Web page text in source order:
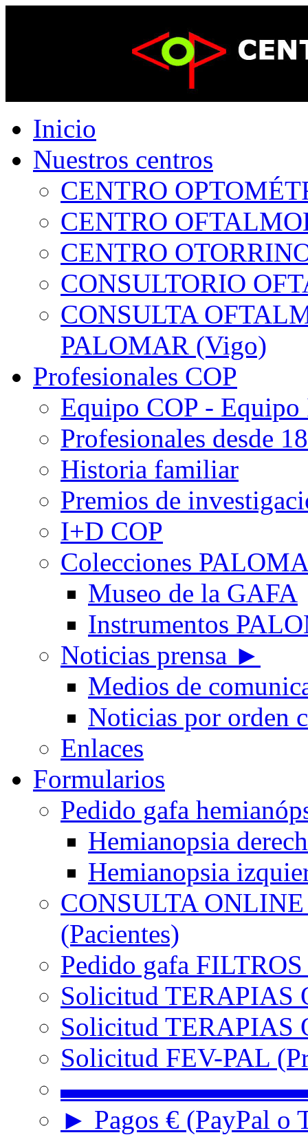
Inicio
Nuestros centros
CENTRO
CENTRO
CENTRO
CONSULTORIO
CONSULTA
PALOMAR (Vigo)
Profesionales COP
Equipo COP -
Profesionales desde
Historia familiar
Premios de
I+D COP
Colecciones
Museo de la GAFA
Instrumentos
Noticias prensa ►
Medios de
Noticias por orden
Enlaces
Formularios
Pedido gafa
Hemianopsia
Hemianopsia
CONSULTA
(Pacientes)
Pedido gafa
Solicitud TERAPIAS
Solicitud TERAPIAS
Solicitud FEV-PAL
► Pagos € (PayPal o